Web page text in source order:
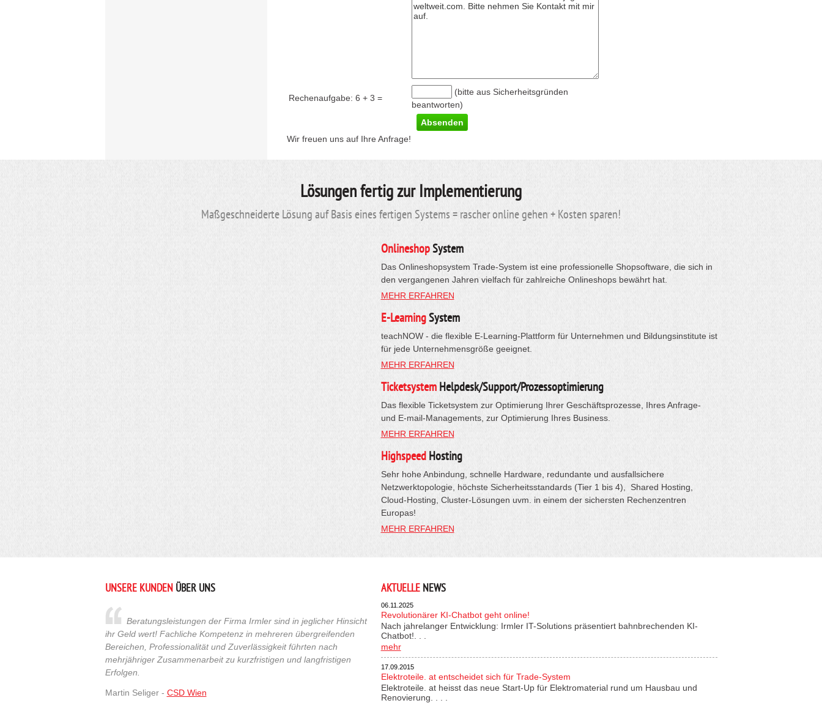
Rechenaufgabe: 6 + 3 =
(bitte aus Sicherheitsgründen
beantworten)
Wir freuen uns auf Ihre Anfrage!
Lösungen fertig zur Implementierung
Maßgeschneiderte Lösung auf Basis eines fertigen Systems = rascher online gehen + Kosten sparen!
OnlineshopSystem
Das Onlineshopsystem Trade-System ist eine professionelle Shopsoftware, die sich in
den vergangenen Jahren vielfach für zahlreiche Onlineshops bewährt hat.
MEHR ERFAHREN
E-LearningSystem
teachNOW - die flexible E-Learning-Plattform für Unternehmen und Bildungsinstitute ist
für jede Unternehmensgröße geeignet.
MEHR ERFAHREN
TicketsystemHelpdesk/Support/Prozessoptimierung
Das flexible Ticketsystem zur Optimierung Ihrer Geschäftsprozesse, Ihres Anfrage-
und E-mail-Managements, zur Optimierung Ihres Business.
MEHR ERFAHREN
HighspeedHosting
Sehr hohe Anbindung, schnelle Hardware, redundante und ausfallsichere
Netzwerktopologie, höchste Sicherheitsstandards (Tier 1 bis 4), Shared Hosting,
Cloud-Hosting, Cluster-Lösungen uvm. in einem der sichersten Rechenzentren
Europas!
MEHR ERFAHREN
UNSERE KUNDENÜBER UNS
Beratungsleistungen der Firma Irmler sind in jeglicher Hinsicht
ihr Geld wert! Fachliche Kompetenz in mehreren übergreifenden
Bereichen, Professionalität und Zuverlässigkeit führten nach
mehrjähriger Zusammenarbeit zu kurzfristigen und langfristigen
Erfolgen.
Martin Seliger - CSD Wien
AKTUELLENEWS
06.11.2025
Revolutionärer KI-Chatbot geht online!
Nach jahrelanger Entwicklung: Irmler IT-Solutions präsentiert bahnbrechenden KI-
Chatbot!. . .
mehr
17.09.2015
Elektroteile. at entscheidet sich für Trade-System
Elektroteile. at heisst das neue Start-Up für Elektromaterial rund um Hausbau und
Renovierung. . . .